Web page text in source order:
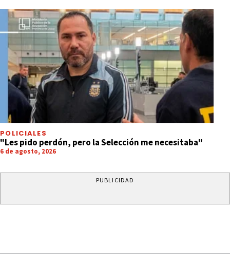
POLICIALES
"Les pido perdón, pero la Selección me necesitaba"
6 de agosto, 2026
PUBLICIDAD